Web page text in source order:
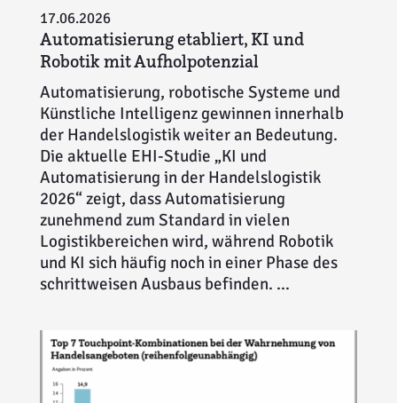
17.06.2026
Automatisierung etabliert, KI und
Robotik mit Aufholpotenzial
Automatisierung, robotische Systeme und
Künstliche Intelligenz gewinnen innerhalb
der Handelslogistik weiter an Bedeutung.
Die aktuelle EHI-Studie „KI und
Automatisierung in der Handelslogistik
2026“ zeigt, dass Automatisierung
zunehmend zum Standard in vielen
Logistikbereichen wird, während Robotik
und KI sich häufig noch in einer Phase des
schrittweisen Ausbaus befinden. ...